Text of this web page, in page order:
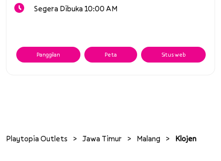
Segera Dibuka 10:00 AM
Panggilan Peta Situs web
Playtopia Outlets Jawa Timur Malang Klojen